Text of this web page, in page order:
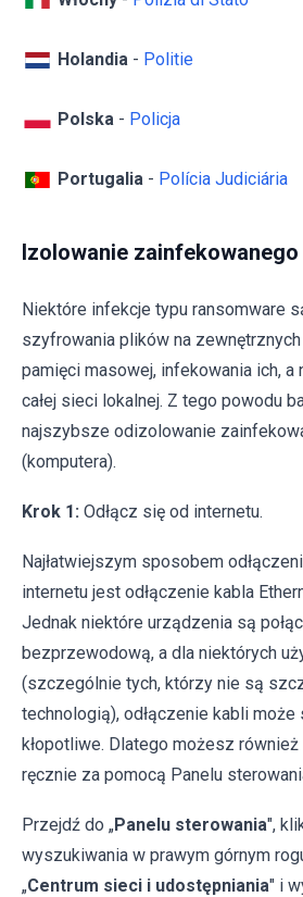
Holandia - Politie
Polska - Policja
Portugalia - Polícia Judiciária
Izolowanie
Niektóre infekcje typu ransomware
szyfrowania plików na
pamięci masowej, infekowania ich, a
całej sieci lokalnej. Z tego powodu
najszybsze odizolowanie
(komputera).
Krok 1: Odłącz się od internetu.
Najłatwiejszym sposobem
internetu jest odłączenie kabla
Jednak niektóre urządzenia są
bezprzewodową, a dla niektórych
(szczególnie tych, którzy nie są
technologią), odłączenie kabli może
kłopotliwe. Dlatego możesz
ręcznie za pomocą Panelu
Przejdź do „Panelu sterowania",
wyszukiwania w prawym górnym
„Centrum sieci i udostępniania" i